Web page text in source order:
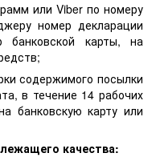
или Viber по номеру
номер декларации
банковской карты, на
содержимого посылки
в течение 14 рабочих
банковскую карту или
качества: